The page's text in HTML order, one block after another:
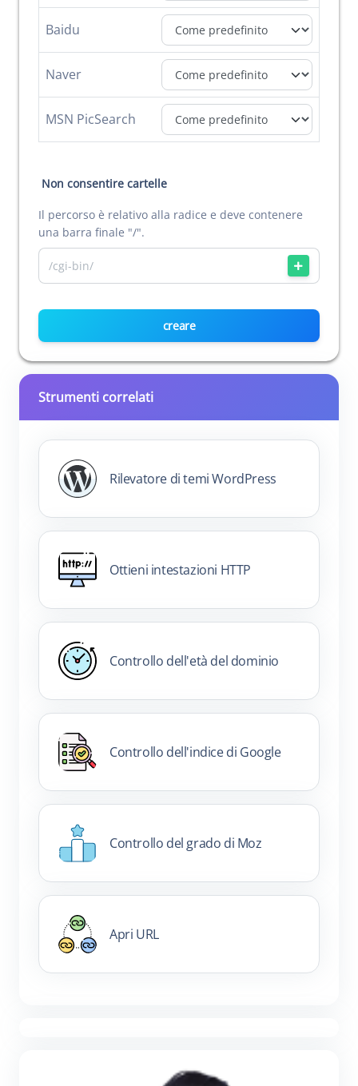
Baidu
Naver
MSN PicSearch
Non consentire cartelle
Il percorso è relativo alla radice e deve contenere
una barra finale "/".
creare
Strumenti correlati
Rilevatore di temi WordPress
Ottieni intestazioni HTTP
Controllo dell'età del dominio
Controllo dell'indice di Google
Controllo del grado di Moz
Apri URL